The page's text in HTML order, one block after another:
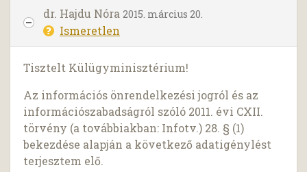
dr. Hajdu Nóra 2015. március 20.
Ismeretlen
Tisztelt Külügyminisztérium!
Az információs önrendelkezési jogról és az
információszabadságról szóló 2011. évi CXII.
törvény (a továbbiakban: Infotv.) 28. § (1)
bekezdése alapján a következő adatigénylést
terjesztem elő.